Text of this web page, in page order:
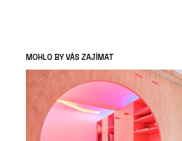
MOHLO BY VÁS ZAJÍMAT